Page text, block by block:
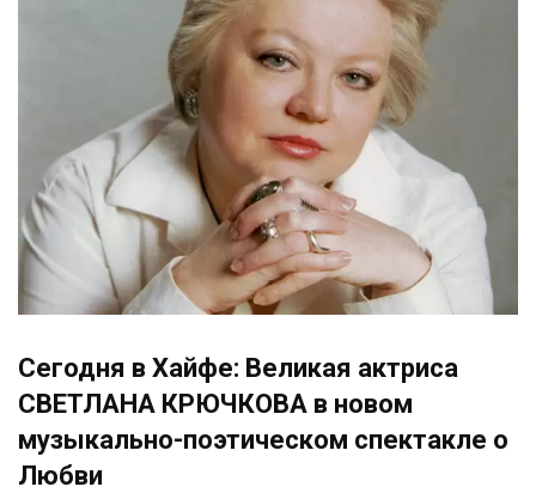
Сегодня в Хайфе: Великая актриса
СВЕТЛАНА КРЮЧКОВА в новом
музыкально-поэтическом спектакле о
Любви